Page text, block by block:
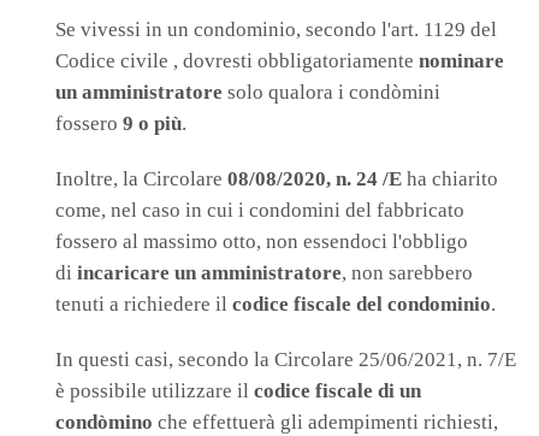
Se vivessi in un condominio, secondo l'art. 1129 del
Codice civile , dovresti obbligatoriamente nominare
un amministratore solo qualora i condòmini
fossero 9 o più.
Inoltre, la Circolare 08/08/2020, n. 24 /E ha chiarito
come, nel caso in cui i condomini del fabbricato
fossero al massimo otto, non essendoci l'obbligo
di incaricare un amministratore, non sarebbero
tenuti a richiedere il codice fiscale del condominio.
In questi casi, secondo la Circolare 25/06/2021, n. 7/E
è possibile utilizzare il codice fiscale di un
condòmino che effettuerà gli adempimenti richiesti,